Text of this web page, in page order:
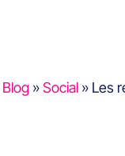
Blog »Social » Les